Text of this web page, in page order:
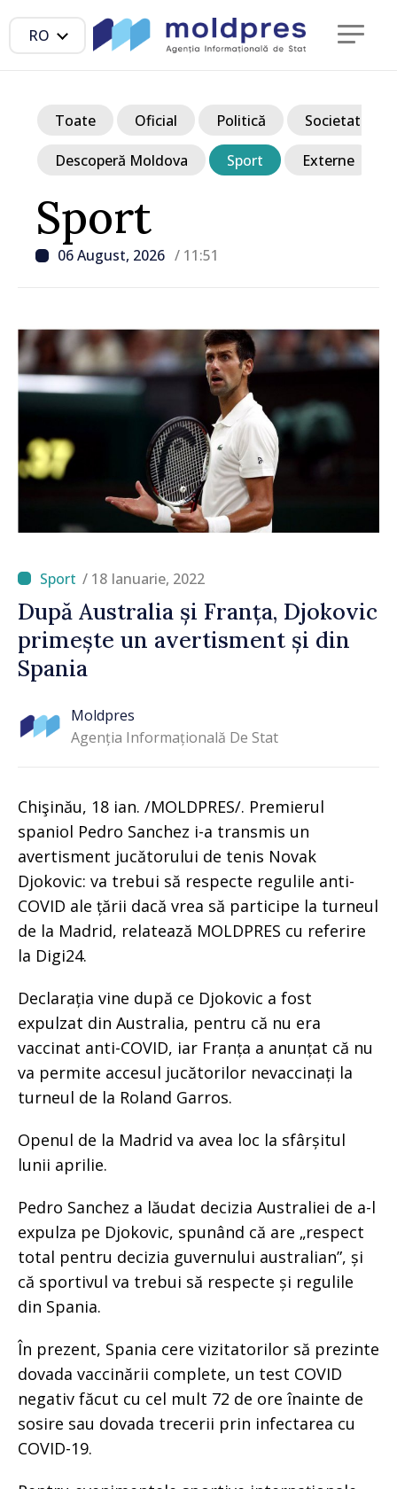
RO
Sport
06 August, 2026 / 11:51
Toate Oficial Politică Societate
Descoperă Moldova Sport Externe
/ 18 Ianuarie, 2022
După Australia și Franța, Djokovic
primește un avertisment și din
Spania
Moldpres
Agenția Informațională De Stat
Chişinău, 18 ian. /MOLDPRES/. Premierul
spaniol Pedro Sanchez i-a transmis un
avertisment jucătorului de tenis Novak
Djokovic: va trebui să respecte regulile anti-
COVID ale țării dacă vrea să participe la turneul
de la Madrid, relatează MOLDPRES cu referire
la Digi24.
Declarația vine după ce Djokovic a fost
expulzat din Australia, pentru că nu era
vaccinat anti-COVID, iar Franța a anunțat că nu
va permite accesul jucătorilor nevaccinați la
turneul de la Roland Garros.
Openul de la Madrid va avea loc la sfârșitul
lunii aprilie.
Pedro Sanchez a lăudat decizia Australiei de a-l
expulza pe Djokovic, spunând că are „respect
total pentru decizia guvernului australian”, și
că sportivul va trebui să respecte și regulile
din Spania.
În prezent, Spania cere vizitatorilor să prezinte
dovada vaccinării complete, un test COVID
negativ făcut cu cel mult 72 de ore înainte de
sosire sau dovada trecerii prin infectarea cu
COVID-19.